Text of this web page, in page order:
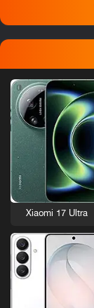
Xiaomi 17 Ultra